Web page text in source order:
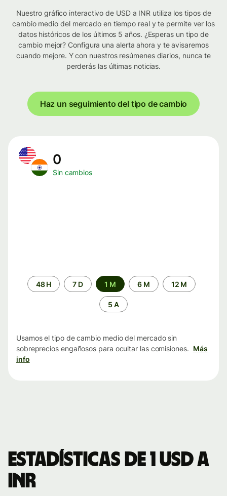
Nuestro gráfico interactivo de USD a INR utiliza los tipos de
cambio medio del mercado en tiempo real y te permite ver los
datos históricos de los últimos 5 años. ¿Esperas un tipo de
cambio mejor? Configura una alerta ahora y te avisaremos
cuando mejore. Y con nuestros resúmenes diarios, nunca te
perderás las últimas noticias.
Haz un seguimiento del tipo de cambio
0
Sin cambios
Periodo48 H 7 D 1 M 6 M 12 M
5 A
Usamos el tipo de cambio medio del mercado sin
sobreprecios engañosos para ocultar las comisiones. Más
info
Estadísticas de 1 USD a
INR